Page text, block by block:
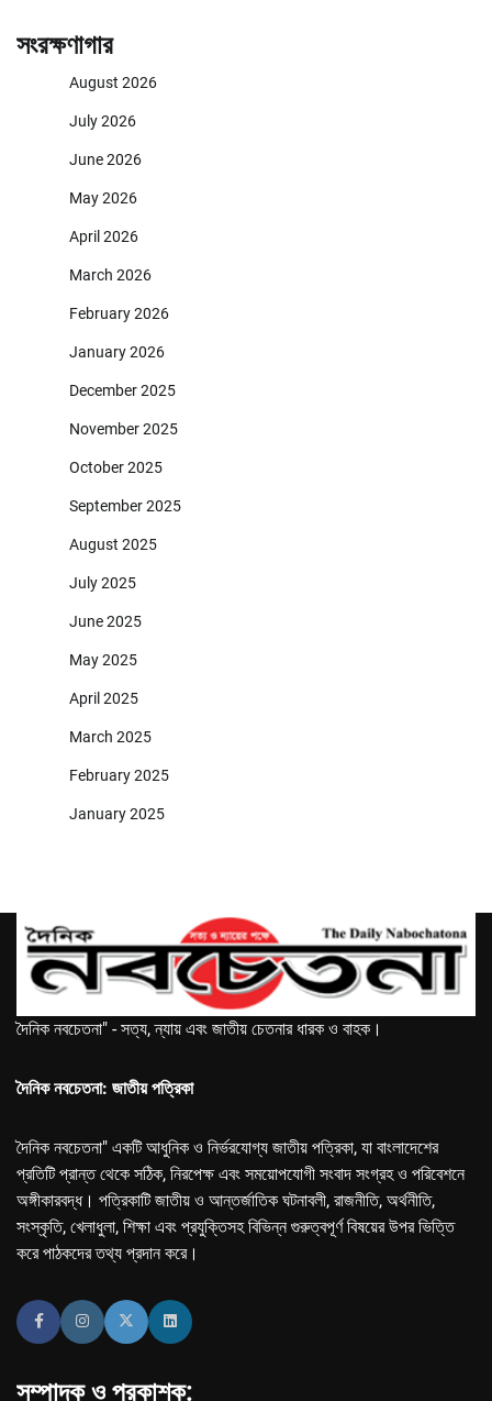
সংরক্ষণাগার
August 2026
July 2026
June 2026
May 2026
April 2026
March 2026
February 2026
January 2026
December 2025
November 2025
October 2025
September 2025
August 2025
July 2025
June 2025
May 2025
April 2025
March 2025
February 2025
January 2025
দৈনিক নবচেতনা" - সত্য, ন্যায় এবং জাতীয় চেতনার ধারক ও বাহক।
দৈনিক নবচেতনা: জাতীয় পত্রিকা
দৈনিক নবচেতনা" একটি আধুনিক ও নির্ভরযোগ্য জাতীয় পত্রিকা, যা বাংলাদেশের
প্রতিটি প্রান্ত থেকে সঠিক, নিরপেক্ষ এবং সময়োপযোগী সংবাদ সংগ্রহ ও পরিবেশনে
অঙ্গীকারবদ্ধ। পত্রিকাটি জাতীয় ও আন্তর্জাতিক ঘটনাবলী, রাজনীতি, অর্থনীতি,
সংস্কৃতি, খেলাধুলা, শিক্ষা এবং প্রযুক্তিসহ বিভিন্ন গুরুত্বপূর্ণ বিষয়ের উপর ভিত্তি
করে পাঠকদের তথ্য প্রদান করে।
সম্পাদক ও প্রকাশক: